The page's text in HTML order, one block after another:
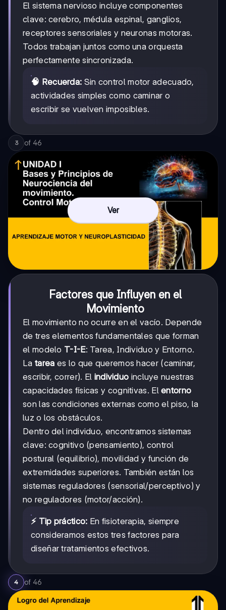
El sistema nervioso incluye componentes
clave: cerebro, médula espinal, ganglios,
receptores sensoriales y neuronas motoras.
Todos trabajan juntos como una orquesta
perfectamente sincronizada.
🧠 Recuerda: Sin control motor adecuado,
actividades simples como caminar o
escribir se vuelven imposibles.
3 of 46
Ver
Factores que Influyen en el
Movimiento
El movimiento no ocurre en el vacío. Depende
de tres elementos fundamentales que forman
el modelo T-I-E: Tarea, Individuo y Entorno.
La tarea es lo que queremos hacer (caminar,
escribir, correr). El individuo incluye nuestras
capacidades físicas y cognitivas. Elentorno
son las condiciones externas como el piso, la
luz o los obstáculos.
Dentro del individuo, encontramos sistemas
clave: cognitivo (pensamiento), control
postural (equilibrio), movilidad y función de
extremidades superiores. También están los
sistemas reguladores (sensorial/perceptivo) y
no reguladores (motor/acción).
⚡ Tip práctico: En fisioterapia, siempre
consideramos estos tres factores para
diseñar tratamientos efectivos.
4 of 46